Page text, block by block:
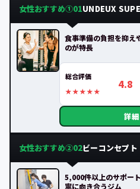
女性おすすめ①01UNDEUX
食事準備の負担を抑え
のが特長
総合評価
4.8
詳
女性おすすめ②02ビーコンセプト
5,000件以上のサポー
寧に向き合うジム